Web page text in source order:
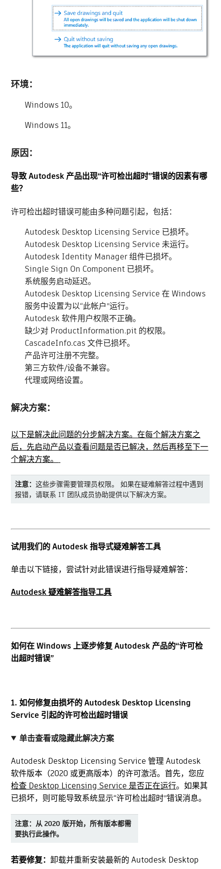
环境：
Windows 10。
Windows 11。
原因：
导致 Autodesk 产品出现“许可检出超时”错误的因素有哪
些？
许可检出超时错误可能由多种问题引起，包括：
Autodesk Desktop Licensing Service 已损坏。
Autodesk Desktop Licensing Service 未运行。
Autodesk Identity Manager 组件已损坏。
Single Sign On Component 已损坏。
系统服务启动延迟。
Autodesk Desktop Licensing Service 在 Windows
服务中设置为以“此帐户”运行。
Autodesk 软件用户权限不正确。
缺少对 ProductInformation.pit 的权限。
CascadeInfo.cas 文件已损坏。
产品许可注册不完整。
第三方软件/设备不兼容。
代理或网络设置。
解决方案：
以下是解决此问题的分步解决方案。在每个解决方案之
后，先启动产品以查看问题是否已解决，然后再移至下一
个解决方案。
注意：这些步骤需要管理员权限。
如果在疑难解答过程中遇到
报错，请联系 IT 团队成员协助提供以下解决方案。
试用我们的 Autodesk 指导式疑难解答工具
单击以下链接，尝试针对此错误进行指导疑难解答：
Autodesk 疑难解答指导工具
如何在 Windows 上逐步修复 Autodesk 产品的“许可检
出超时错误”
1.如何修复由损坏的 Autodesk Desktop Licensing
Service 引起的许可检出超时错误
单击查看或隐藏此解决方案
Autodesk Desktop Licensing Service 管理 Autodesk
软件版本（2020 或更高版本）的许可激活。首先，您应
检查 Desktop Licensing Service 是否正在运行。如果其
已损坏，则可能导致系统显示“许可检出超时”错误消息。
注意：从 2020 版开始，所有版本都需
要执行此操作。
若要修复：卸载并重新安装最新的 Autodesk Desktop